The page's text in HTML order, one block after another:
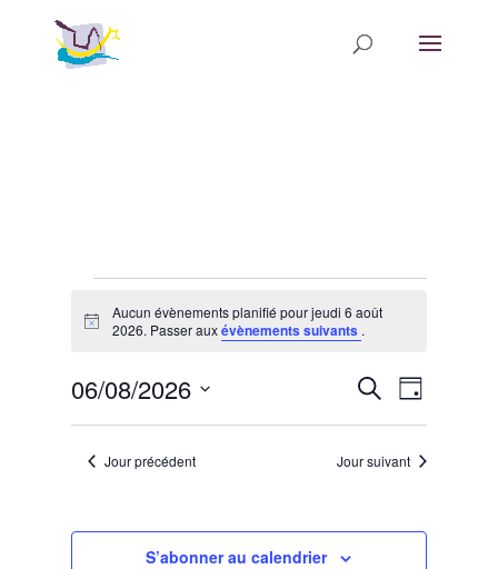
for
6
août
2026
Notice
Aucun évènements planifié pour jeudi 6 août
2026. Passer auxévènements suivants .
Recherche
de
Évènements
Recherche
de
vues
Jour
06/08/2026
Sélectionnez
date.
Jour précédent Jour suivant
S’abonner au calendrier